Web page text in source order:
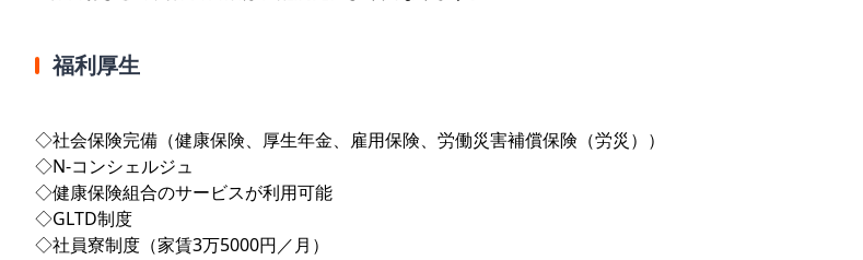
福利厚生
◇社会保険完備（健康保険、厚生年金、雇用保険、労働災害補償保険（労災））
◇N-コンシェルジュ
◇健康保険組合のサービスが利用可能
◇GLTD制度
◇社員寮制度（家賃3万5000円／月）